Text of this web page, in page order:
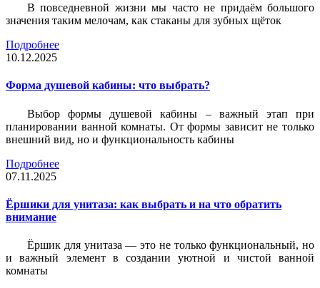
В повседневной жизни мы часто не придаём большого
значения таким мелочам, как стаканы для зубных щёток
Подробнее
10.12.2025
Форма душевой кабины: что выбрать?
Выбор формы душевой кабины – важный этап при
планировании ванной комнаты. От формы зависит не только
внешний вид, но и функциональность кабины
Подробнее
07.11.2025
Ёршики для унитаза: как выбрать и на что обратить
внимание
Ёршик для унитаза — это не только функциональный, но
и важный элемент в создании уютной и чистой ванной
комнаты